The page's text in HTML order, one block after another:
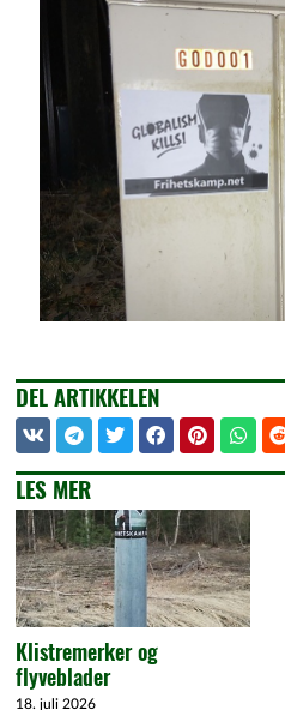
LES MER
Klistremerker og
flyveblader
18. juli 2026
DEL ARTIKKELEN